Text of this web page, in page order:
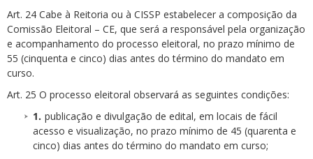
Art. 24 Cabe à Reitoria ou à CISSP estabelecer a composição da
Comissão Eleitoral – CE, que será a responsável pela organização
e acompanhamento do processo eleitoral, no prazo mínimo de
55 (cinquenta e cinco) dias antes do término do mandato em
curso.
Art. 25 O processo eleitoral observará as seguintes condições:
publicação e divulgação de edital, em locais de fácil
acesso e visualização, no prazo mínimo de 45 (quarenta e
cinco) dias antes do término do mandato em curso;